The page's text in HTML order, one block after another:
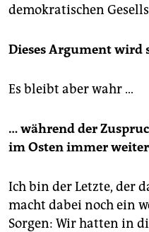
demokratischen
Dieses Argument wird
Es bleibt aber wahr …
… während der
im Osten immer
Ich bin der Letzte, der
macht dabei noch ein
Sorgen: Wir hatten in